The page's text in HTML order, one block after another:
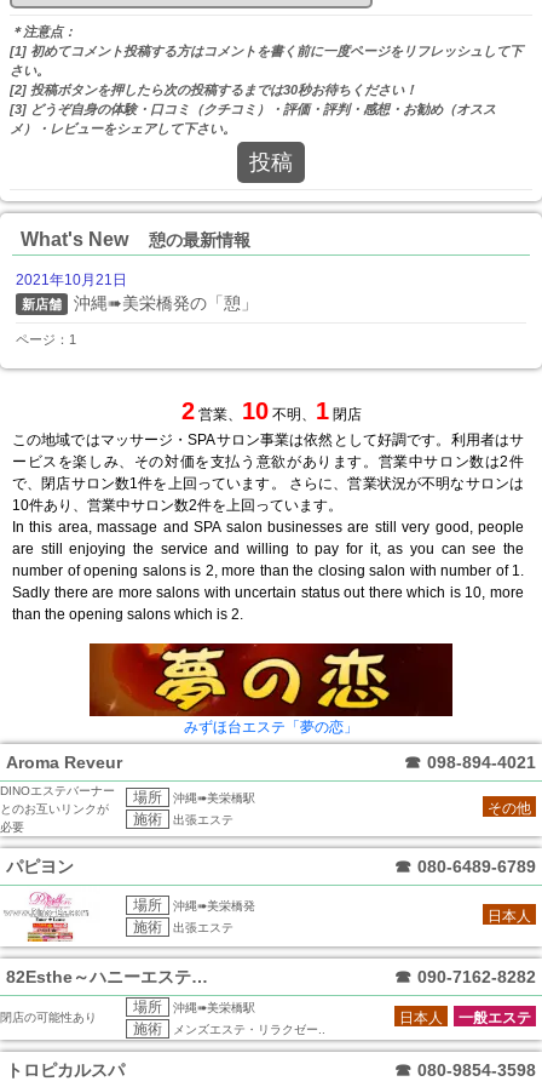
＊注意点：
[1] 初めてコメント投稿する方はコメントを書く前に一度ページをリフレッシュして下
さい。
[2] 投稿ボタンを押したら次の投稿するまでは30秒お待ちください！
[3] どうぞ自身の体験・口コミ（クチコミ）・評価・評判・感想・お勧め（オスス
メ）・レビューをシェアして下さい。
投稿
What's New 憩の最新情報
2021年10月21日
新店舗 沖縄➠美栄橋発の「憩」
ページ：1
2営業、 10不明、 1閉店
この地域ではマッサージ・SPAサロン事業は依然として好調です。利用者はサ
ービスを楽しみ、その対価を支払う意欲があります。営業中サロン数は2件
で、閉店サロン数1件を上回っています。 さらに、営業状況が不明なサロンは
10件あり、営業中サロン数2件を上回っています。
In this area, massage and SPA salon businesses are still very good, people
are still enjoying the service and willing to pay for it, as you can see the
number of opening salons is 2, more than the closing salon with number of 1.
Sadly there are more salons with uncertain status out there which is 10, more
than the opening salons which is 2.
みずほ台エステ「夢の恋」
Aroma Reveur ☎ 098-894-4021
DINOエステバーナー
とのお互いリンクが
必要
場所 沖縄➠美栄橋駅
施術 出張エステ
その他
パピヨン ☎ 080-6489-6789
場所 沖縄➠美栄橋発
施術 出張エステ
日本人
82Esthe～ハニーエステ那覇 ☎ 090-7162-8282
閉店の可能性あり
場所 沖縄➠美栄橋駅
施術 メンズエステ・リラクゼー..
一般エステ
日本人
トロピカルスパ ☎ 080-9854-3598